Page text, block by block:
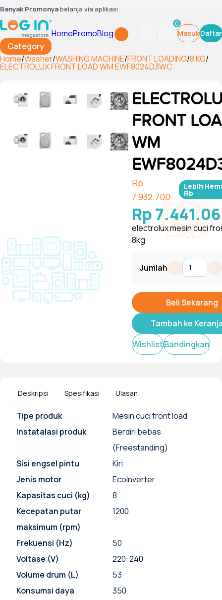
Banyak Promonyabelanja via aplikasi
Category
HomePromoBlog
0
MasukDaftar
Home/Washer/WASHING MACHINE/FRONT LOADING/8 KG/
ELECTROLUX FRONT LOAD WM EWF8024D3WC
FRONT
WM
Rp
7.932.700
Lebih
Rb
Rp
electrolux mesin cuci
8kg
Jumlah
Beli Sekarang
Tambah ke
WishlistBandingkan
Deskripsi Spesifikasi Ulasan
Tipe produk
Mesin cuci front load
Instatalasi produk
Berdiri bebas
(Freestanding)
Sisi engsel pintu
Kiri
Jenis motor
EcoInverter
Kapasitas cuci (kg)
8
Kecepatan putar
maksimum (rpm)
1200
Frekuensi (Hz)
50
Voltase (V)
220-240
Volume drum (L)
53
Konsumsi daya
350